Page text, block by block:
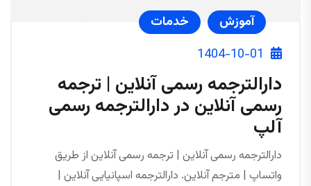
آموزش
خدمات
1404-10-01
دارالترجمه رسمی آنلاین | ترجمه
رسمی آنلاین در دارالترجمه رسمی
آلپ
دارالترجمه رسمی آنلاین | ترجمه رسمی آنلاین از طریق
واتساپ | مترجم آنلاین. دارالترجمه اسپانیایی آنلاین |